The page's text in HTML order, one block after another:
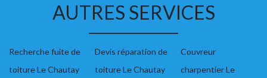
AUTRES SERVICES
Recherche fuite de
toiture Le Chautay
Devis réparation de
toiture Le Chautay
Couvreur
charpentier Le